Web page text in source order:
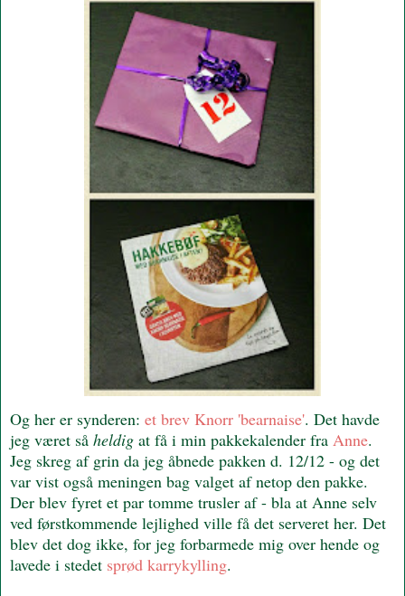
Og her er synderen: et brev Knorr 'bearnaise'. Det havde
jeg været så heldig at få i min pakkekalender fra Anne.
Jeg skreg af grin da jeg åbnede pakken d. 12/12 - og det
var vist også meningen bag valget af netop den pakke.
Der blev fyret et par tomme trusler af - bla at Anne selv
ved førstkommende lejlighed ville få det serveret her. Det
blev det dog ikke, for jeg forbarmede mig over hende og
lavede i stedet sprød karrykylling.